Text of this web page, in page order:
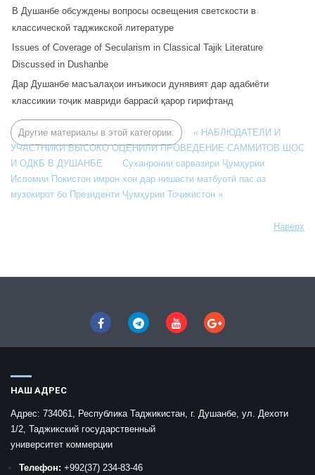
В Душанбе обсуждены вопросы освещения светскости в
классической таджикской литературе
Issues of Coverage of Secularism in Classical Tajik Literature
Discussed in Dushanbe
Дар Душанбе масъалаҳои инъикоси дунявият дар адабиёти
классикии тоҷик мавриди баррасӣ қарор гирифтанд
Другие материалы в этой категории:
« НАБЛЮДАТЕЛИ И
УЧАСТНИКИ ВЫСОКО ОЦЕНИЛИ ПРОВЕДЕНИЕ САММИТОВ ШОС
И ОДКБ В ДУШАНБЕ
Суханронии сарвазири Ҷумҳурии
Исломии Покистон имрон хон дар нишасти матбуотӣ пас аз
музокирот бо Президенти Ҷумҳурии Тоҷикистон »
Наверх
НАШ АДРЕС
Адрес: 734061, Республика Таджикистан, г. Душанбе, ул. Дехоти
1/2, Таджикский государственный
университет коммерции
Телефон: +992(37) 234-83-46